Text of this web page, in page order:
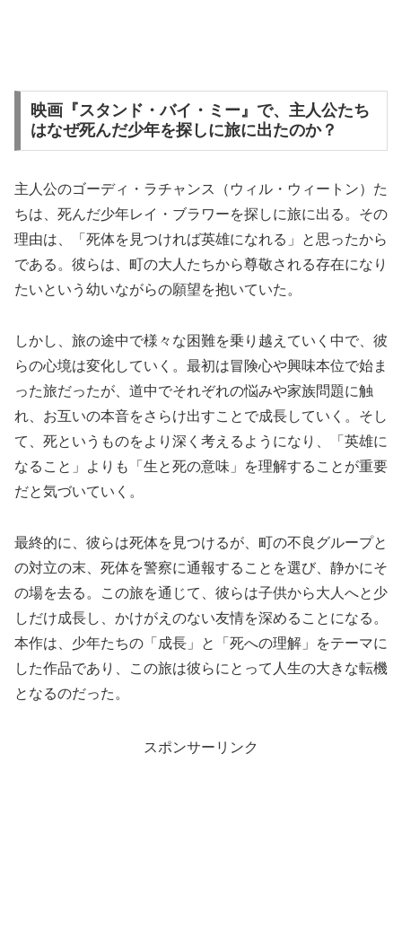
映画『スタンド・バイ・ミー』で、主人公たち
はなぜ死んだ少年を探しに旅に出たのか？
主人公のゴーディ・ラチャンス（ウィル・ウィートン）た
ちは、死んだ少年レイ・ブラワーを探しに旅に出る。その
理由は、「死体を見つければ英雄になれる」と思ったから
である。彼らは、町の大人たちから尊敬される存在になり
たいという幼いながらの願望を抱いていた。
しかし、旅の途中で様々な困難を乗り越えていく中で、彼
らの心境は変化していく。最初は冒険心や興味本位で始ま
った旅だったが、道中でそれぞれの悩みや家族問題に触
れ、お互いの本音をさらけ出すことで成長していく。そし
て、死というものをより深く考えるようになり、「英雄に
なること」よりも「生と死の意味」を理解することが重要
だと気づいていく。
最終的に、彼らは死体を見つけるが、町の不良グループと
の対立の末、死体を警察に通報することを選び、静かにそ
の場を去る。この旅を通じて、彼らは子供から大人へと少
しだけ成長し、かけがえのない友情を深めることになる。
本作は、少年たちの「成長」と「死への理解」をテーマに
した作品であり、この旅は彼らにとって人生の大きな転機
となるのだった。
スポンサーリンク